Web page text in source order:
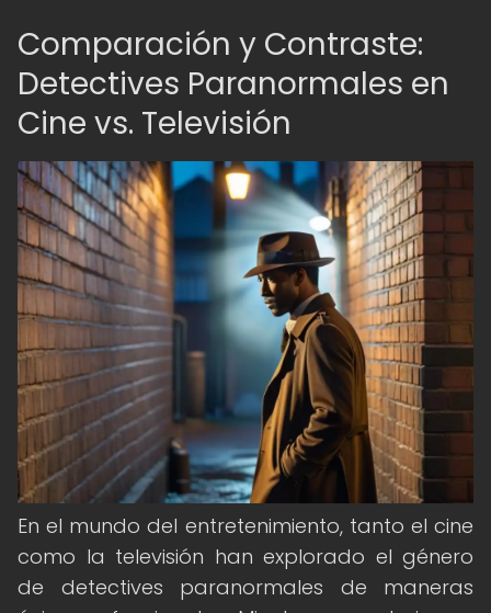
Comparación y Contraste:
Detectives Paranormales en
Cine vs. Televisión
En el mundo del entretenimiento, tanto el cine
como la televisión han explorado el género
de detectives paranormales de maneras